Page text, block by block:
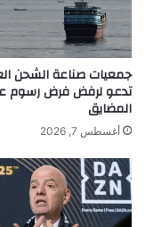
مستوياتها بعد
ي
م
ي
ر
ا
ل
ت
ج
ء
ا
ل
ا
ص
ن
ا
ع
ي
جمعيات صناعة الشحن
تدعو لرفض فرض رسوم
المضايق
أغسطس 7, 2026